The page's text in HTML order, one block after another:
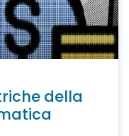
della